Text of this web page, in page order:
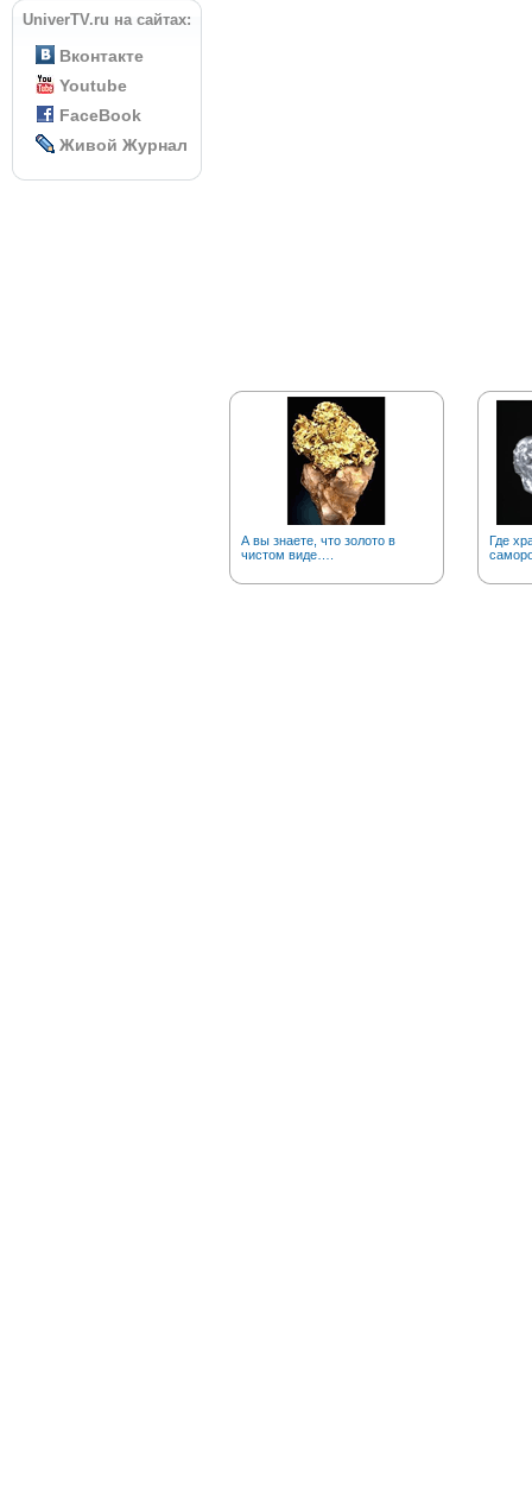
UniverTV.ru на сайтах:
Вконтакте
Youtube
FaceBook
Живой Журнал
А вы знаете, что золото в
чистом виде….
Где